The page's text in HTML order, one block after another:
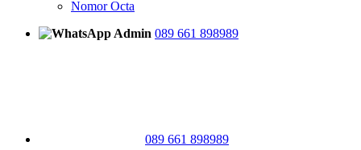
Nomor Octa
Admin 089 661 898989
089 661 898989